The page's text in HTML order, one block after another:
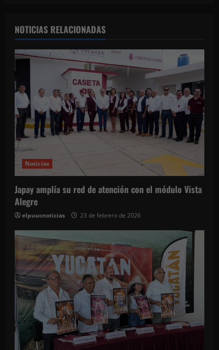
ó
n
d
e
e
n
t
r
a
d
a
s
NOTICIAS RELACIONADAS
Noticias
Japay amplía su red de atención con el módulo Vista
Alegre
elpuucnoticias 23 de febrero de 2026